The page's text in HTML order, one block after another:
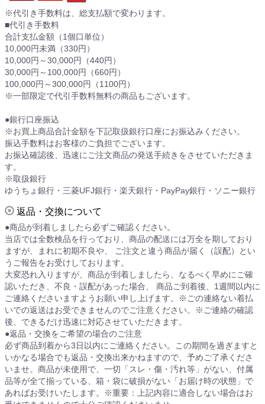
※代引き手数料は、総支払額で変わります。
■代引き手数料
合計支払金額（1個口単位）
10,000円未満（330円）
10,000円～30,000円（440円）
30,000円～100,000円（660円）
100,000円～300,000円（1100円）
※一部限定で代引手数料無料の商品もございます。
●銀行口座振込
※お買上商品合計金額を下記取扱銀行口座にお振込みください。
振込手数料はお客様のご負担でございます。
お振込確認後、迅速にご注文商品の発送手続きをさせていただきま
す。
※取扱銀行
ゆうちょ銀行・三菱UFJ銀行・楽天銀行・PayPay銀行・ソニー銀行
返品・交換について
●商品が到着しましたら必ずご確認ください。
当店では全数検品を行っており、商品の配送には万全を期しており
ますが、まれに初期不良や、 ご注文と違う商品が届く（誤配）とい
うご報告をお受けしております。
大変恐れ入りますが、商品が到着しましたら、なるべく早めにご確
認いただき、不良・誤配があった場合、 商品ご到着後、1週間以内に
ご連絡くださいますようお願い申し上げます。※ごの連絡ない着払
いでの返送はお受できませんのでご注意ください。※ご連絡の確認
後、できるだけ迅速に対応させていただきます。
●返品・交換をご希望の場合のご注意
必ず商品到着から3日以内にご連絡ください。この期間を過ぎますと
いかなる場合でも返品・交換出来かねますので、予めご了承くださ
いませ。商品が未使用で、一切「スレ・傷・汚れ等」がない、付属
品等が全て揃っている、箱・袋に破損がない「お届け時の状態」で
あればお受けいたします。※重要：上記内容に適合しない場合はお